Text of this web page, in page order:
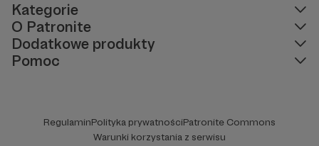
Kategorie
O Patronite
Dodatkowe produkty
Pomoc
RegulaminPolityka prywatnościPatronite Commons
Warunki korzystania z serwisu